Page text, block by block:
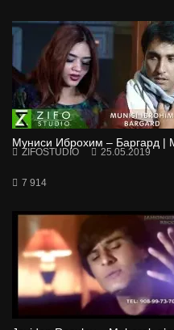
Муниси Иброхим – Баргард |
ZIFOSTUDIO 25.05.2019
7 914